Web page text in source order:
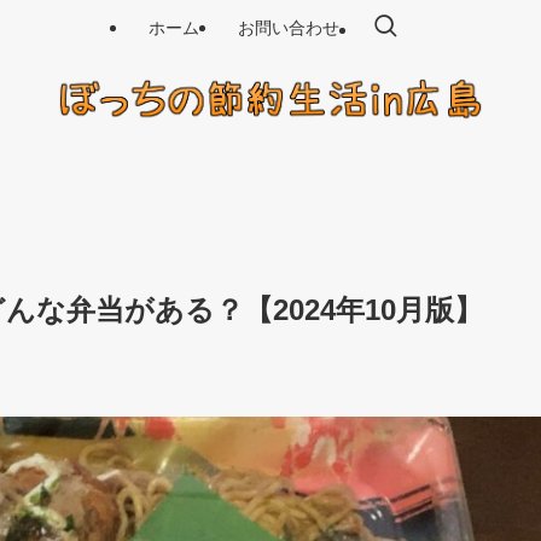
ホーム お問い合わせ
な弁当がある？【2024年10月版】